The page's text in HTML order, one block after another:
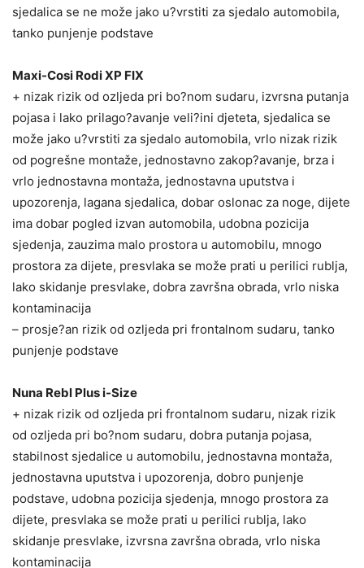
sjedalica se ne može jako u?vrstiti za sjedalo automobila,
tanko punjenje podstave
Maxi-Cosi Rodi XP FIX
+ nizak rizik od ozljeda pri bo?nom sudaru, izvrsna putanja
pojasa i lako prilago?avanje veli?ini djeteta, sjedalica se
može jako u?vrstiti za sjedalo automobila, vrlo nizak rizik
od pogrešne montaže, jednostavno zakop?avanje, brza i
vrlo jednostavna montaža, jednostavna uputstva i
upozorenja, lagana sjedalica, dobar oslonac za noge, dijete
ima dobar pogled izvan automobila, udobna pozicija
sjedenja, zauzima malo prostora u automobilu, mnogo
prostora za dijete, presvlaka se može prati u perilici rublja,
lako skidanje presvlake, dobra završna obrada, vrlo niska
kontaminacija
– prosje?an rizik od ozljeda pri frontalnom sudaru, tanko
punjenje podstave
Nuna Rebl Plus i-Size
+ nizak rizik od ozljeda pri frontalnom sudaru, nizak rizik
od ozljeda pri bo?nom sudaru, dobra putanja pojasa,
stabilnost sjedalice u automobilu, jednostavna montaža,
jednostavna uputstva i upozorenja, dobro punjenje
podstave, udobna pozicija sjedenja, mnogo prostora za
dijete, presvlaka se može prati u perilici rublja, lako
skidanje presvlake, izvrsna završna obrada, vrlo niska
kontaminacija